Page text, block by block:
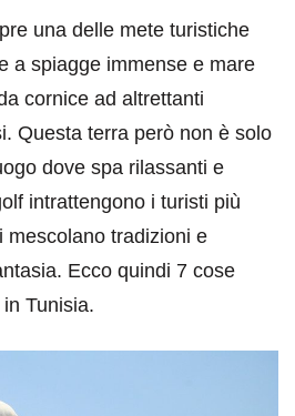
una delle mete turistiche
a spiagge immense e mare
cornice ad altrettanti
Questa terra però non è solo
dove spa rilassanti e
intrattengono i turisti più
mescolano tradizioni e
Ecco quindi 7 cose
Tunisia.